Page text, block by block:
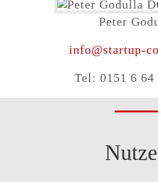
Peter
info@startup-
Tel: 0151 6 64